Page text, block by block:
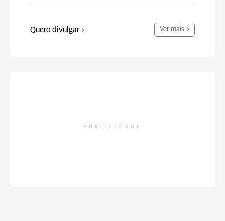
Quero divulgar Ver mais
PUBLICIDADE